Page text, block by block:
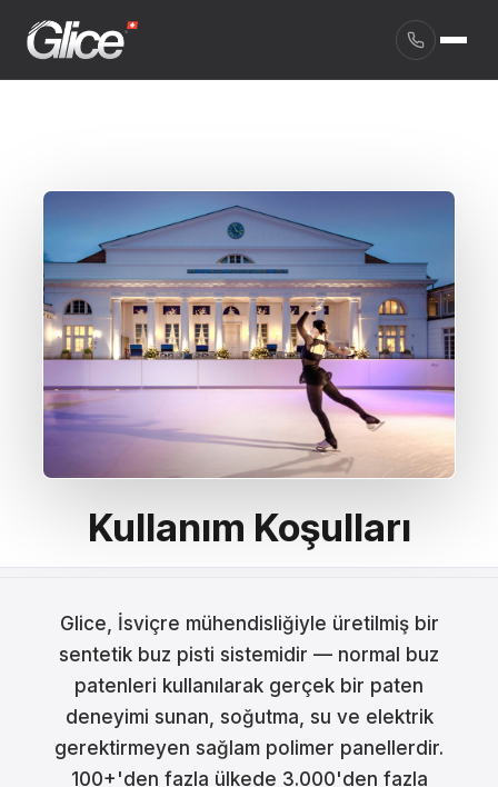
Deutsch
Français
Italiano
Español
Português
Dansk
Kullanım Koşulları
Glice, İsviçre mühendisliğiyle üretilmiş bir
sentetik buz pisti sistemidir — normal buz
patenleri kullanılarak gerçek bir paten
deneyimi sunan, soğutma, su ve elektrik
gerektirmeyen sağlam polimer panellerdir.
100+'den fazla ülkede 3.000'den fazla